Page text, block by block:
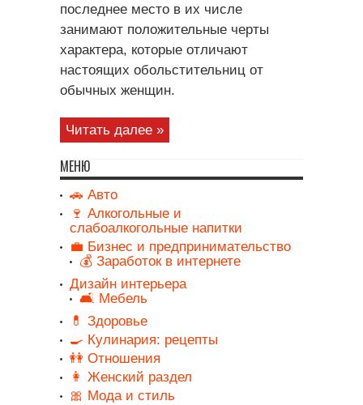
последнее место в их числе
занимают положительные черты
характера, которые отличают
настоящих обольстительниц от
обычных женщин.
Читать далее »
МЕНЮ
🚗 Авто
🍷 Алкогольные и
слабоалкогольные напитки
💼 Бизнес и предпринимательство
💰 Заработок в интернете
Дизайн интерьера
🛋️ Мебель
💊 Здоровье
🍳 Кулинария: рецепты
👭 Отношения
👩 Женский раздел
🎀 Мода и стиль